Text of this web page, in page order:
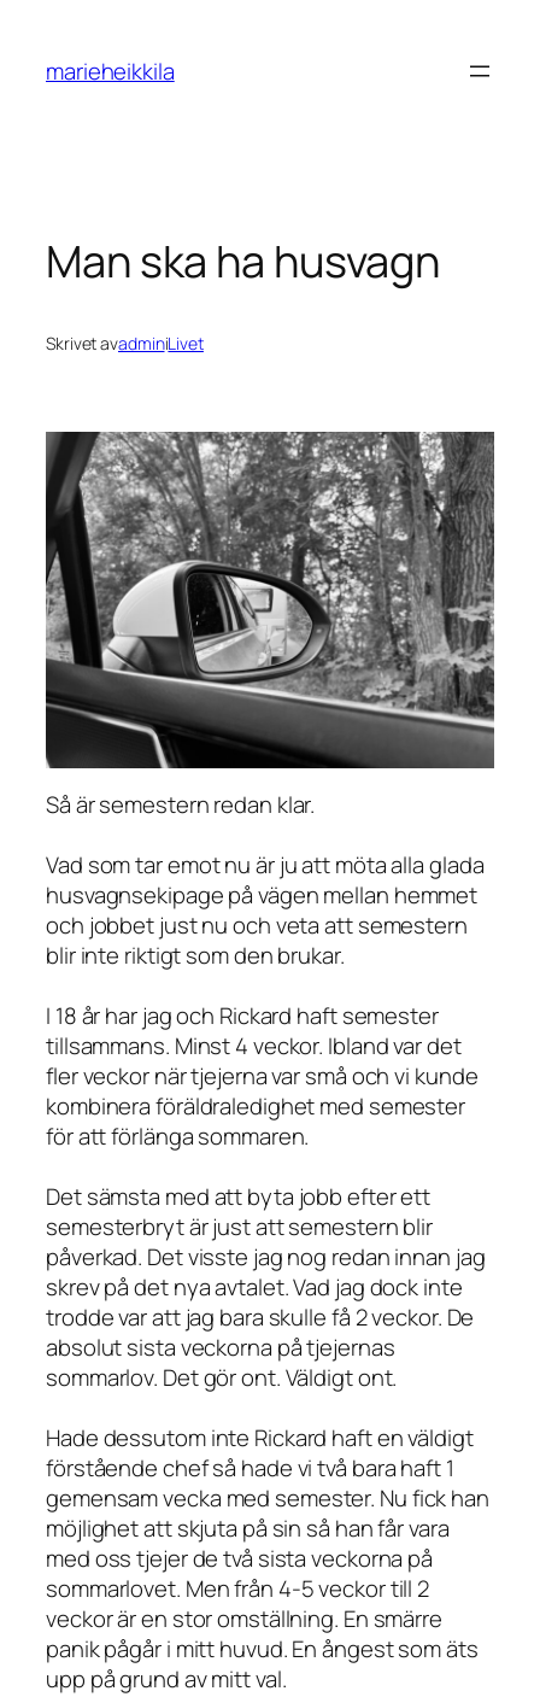
innehåll
marieheikkila
Man ska ha husvagn
Skrivet avadminiLivet
Så är semestern redan klar.
Vad som tar emot nu är ju att möta alla glada
husvagnsekipage på vägen mellan hemmet
och jobbet just nu och veta att semestern
blir inte riktigt som den brukar.
I 18 år har jag och Rickard haft semester
tillsammans. Minst 4 veckor. Ibland var det
fler veckor när tjejerna var små och vi kunde
kombinera föräldraledighet med semester
för att förlänga sommaren.
Det sämsta med att byta jobb efter ett
semesterbryt är just att semestern blir
påverkad. Det visste jag nog redan innan jag
skrev på det nya avtalet. Vad jag dock inte
trodde var att jag bara skulle få 2 veckor. De
absolut sista veckorna på tjejernas
sommarlov. Det gör ont. Väldigt ont.
Hade dessutom inte Rickard haft en väldigt
förstående chef så hade vi två bara haft 1
gemensam vecka med semester. Nu fick han
möjlighet att skjuta på sin så han får vara
med oss tjejer de två sista veckorna på
sommarlovet. Men från 4-5 veckor till 2
veckor är en stor omställning. En smärre
panik pågår i mitt huvud. En ångest som äts
upp på grund av mitt val.